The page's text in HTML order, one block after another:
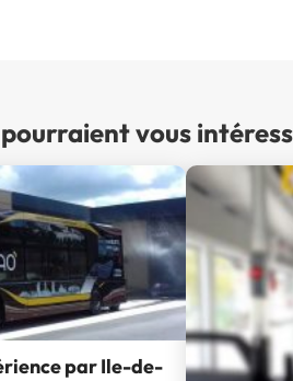
vous
par Ile-de-